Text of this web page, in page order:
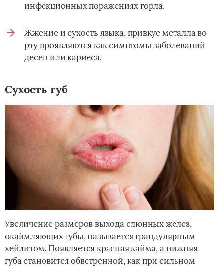
инфекционных поражениях горла.
Жжение и сухость языка, привкус металла во
рту проявляются как симптомы заболеваний
десен или кариеса.
Сухость губ
Увеличение размеров выхода слюнных желез,
окаймляющих губы, называется грандулярным
хейлитом. Появляется красная кайма, а нижняя
губа становится обветренной, как при сильном